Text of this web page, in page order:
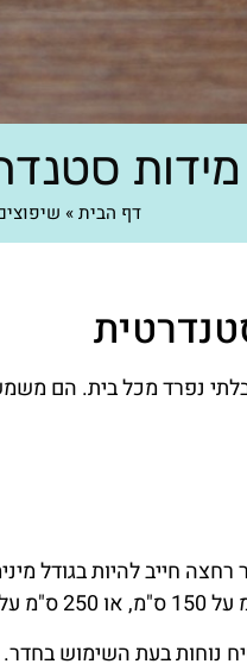
מידות
דף הבית»
נפרד מכל בית. הם